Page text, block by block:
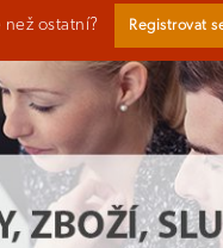
ostatní? Registrovat